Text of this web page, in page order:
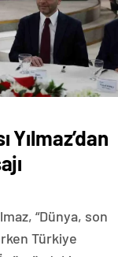
Yılmaz’dan
“Dünya, son
Türkiye